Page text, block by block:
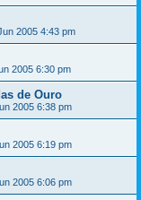
2005 4:43 pm
2005 6:30 pm
de Ouro
2005 6:38 pm
2005 6:19 pm
2005 6:06 pm